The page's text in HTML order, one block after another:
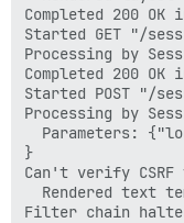
Completed 200
Started GET "/
Processing by
Completed 200
Started POST "/
Processing by
Parameters:
}
Can't verify
Rendered text
Filter chain